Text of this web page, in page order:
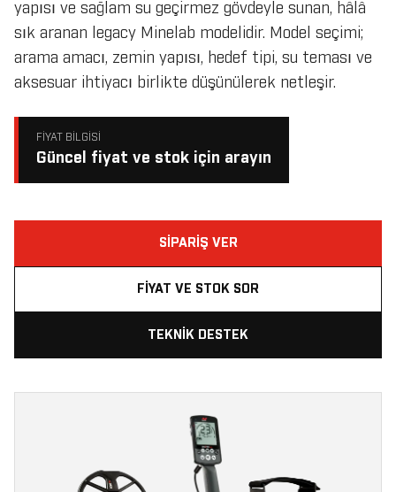
yapısı ve sağlam su geçirmez gövdeyle sunan, hâlâ
sık aranan legacy Minelab modelidir. Model seçimi;
arama amacı, zemin yapısı, hedef tipi, su teması ve
aksesuar ihtiyacı birlikte düşünülerek netleşir.
FIYAT BILGISI
Güncel fiyat ve stok için arayın
SIPARIŞ VER
FIYAT VE STOK SOR
TEKNIK DESTEK